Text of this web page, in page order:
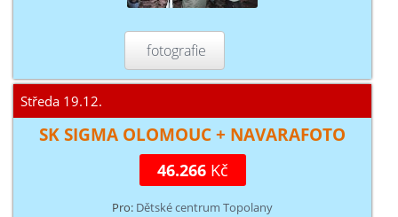
fotografie
Středa 19.12.
SK SIGMA OLOMOUC + NAVARAFOTO
46.266Kč
Pro: Dětské centrum Topolany